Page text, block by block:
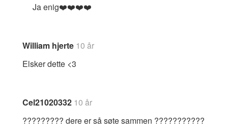
Ja enig❤️❤️❤️❤️
William hjerte 10 år
Elsker dette <3
Cel21020332 10 år
????????? dere er så søte sammen ???????????